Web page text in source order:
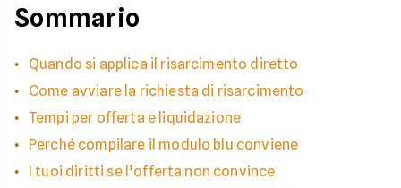
Sommario
Quando si applica il risarcimento diretto
Come avviare la richiesta di risarcimento
Tempi per offerta e liquidazione
Perché compilare il modulo blu conviene
I tuoi diritti se l’offerta non convince